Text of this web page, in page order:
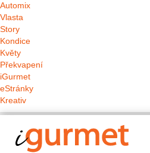
Automix
Vlasta
Story
Kondice
Květy
Překvapení
iGurmet
eStránky
Kreativ